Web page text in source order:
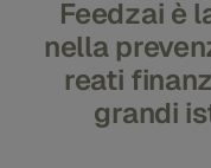
Feedzai è
nella
reati
grandi